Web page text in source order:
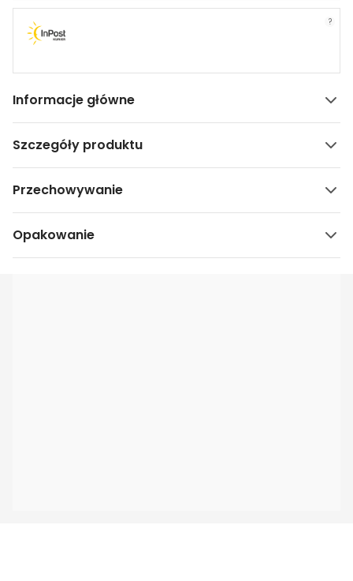
?
Informacje główne
Szczegóły produktu
Przechowywanie
Opakowanie